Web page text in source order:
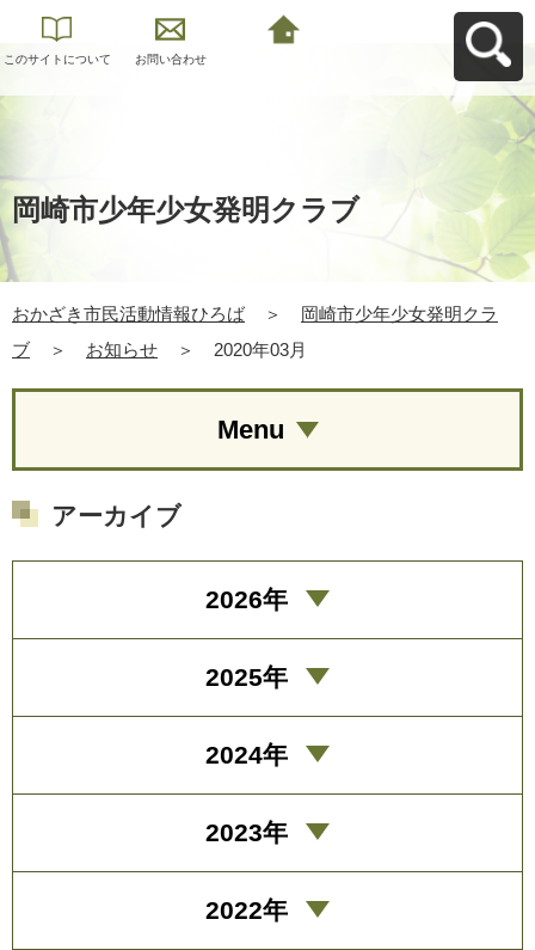
このサイトについて お問い合わせ
岡崎市少年少女発明クラブ
おかざき市民活動情報ひろば ＞
岡崎市少年少女発明クラ
ブ
＞ お知らせ ＞ 2020年03月
Menu
アーカイブ
2026年
2025年
2024年
2023年
2022年